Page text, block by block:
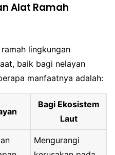
Alat Ramah
lingkungan
baik bagi nelayan
manfaatnya adalah:
Bagi Ekosistem
Laut
Mengurangi